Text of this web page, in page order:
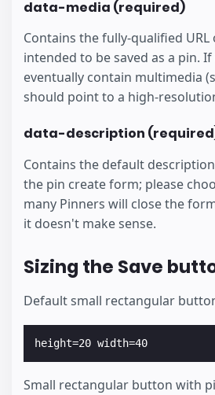
data-media (required)
Contains the fully-qualified
intended to be saved as a pin.
eventually contain multimedia
should point to a high-
data-description
Contains the default
the pin create form; please
many Pinners will close the
it doesn't make sense.
Sizing the Save
Default small rectangular
Small rectangular button with